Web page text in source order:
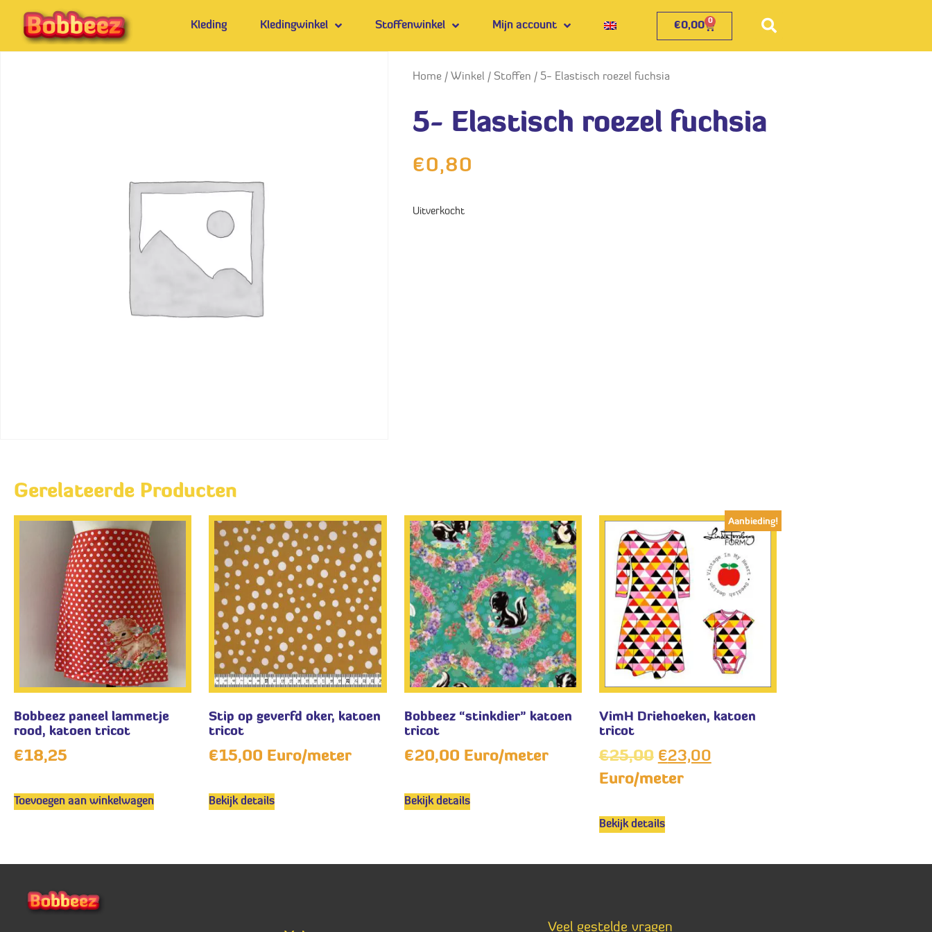
Kleding Kledingwinkel Stoffenwinkel Mijn account €0,00 0
Home / Winkel / Stoffen / 5- Elastisch roezel fuchsia
5- Elastisch roezel fuchsia
€0,80
Uitverkocht
Gerelateerde Producten
Bobbeez paneel lammetje
rood, katoen tricot
€18,25
Toevoegen aan winkelwagen
Stip op geverfd oker, katoen
tricot
€15,00 Euro/meter
Bekijk details
Bobbeez “stinkdier” katoen
tricot
€20,00 Euro/meter
Bekijk details
Aanbieding!
VimH Driehoeken, katoen
tricot
€25,00 €23,00
Euro/meter
Bekijk details
Veel gestelde vragen